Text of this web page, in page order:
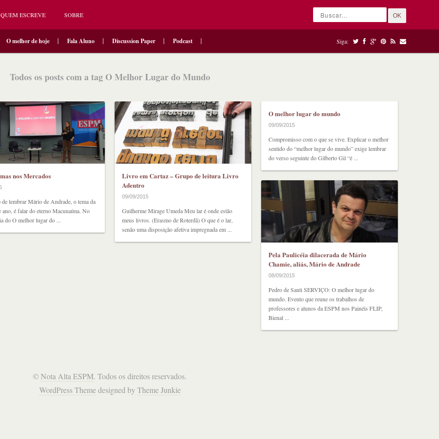
QUEM ESCREVE SOBRE OK
O melhor de hoje Fala Aluno Discussion Paper Podcast Siga:
Todos os posts com a tag O Melhor Lugar do Mundo
nos Mercados
lembrar Mário de Andrade, o tema da
ano, é falar do eterno Macunaíma. No
do O melhor lugar do ...
Livro em Cartaz – Grupo de leitura Livro
Adentro
09/09/2015
Guilherme Mirage Umeda Meu lar é onde estão
meus livros. (Erasmo de Roterdã) O que é o lar,
senão uma disposição afetiva impregnada em ...
O melhor lugar do mundo
09/09/2015
Compromisso com o que se vive. Explicar o melhor
sentido do “melhor lugar do mundo” exige lembrar
do verso seguinte do Gilberto Gil “é ...
Pela Paulicéia dilacerada de Mário
Chamie, aliás, Mário de Andrade
08/09/2015
Pedro de Santi SERVIÇO: O melhor lugar do
mundo. Evento que reune os trabalhos de
professores e alunos da ESPM nos Painéis FLIP,
Bienal ...
©Nota Alta ESPM. Todos os direitos reservados.
WordPress Themedesigned by Theme Junkie